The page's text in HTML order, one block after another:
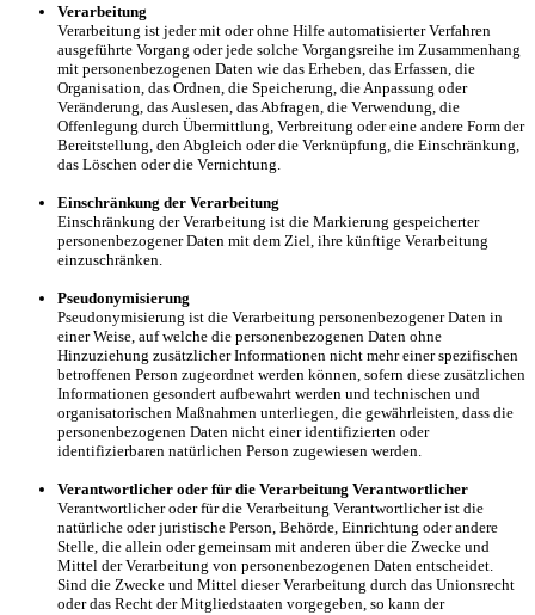
Verarbeitung
Verarbeitung ist jeder mit oder ohne Hilfe automatisierter Verfahren
ausgeführte Vorgang oder jede solche Vorgangsreihe im Zusammenhang
mit personenbezogenen Daten wie das Erheben, das Erfassen, die
Organisation, das Ordnen, die Speicherung, die Anpassung oder
Veränderung, das Auslesen, das Abfragen, die Verwendung, die
Offenlegung durch Übermittlung, Verbreitung oder eine andere Form der
Bereitstellung, den Abgleich oder die Verknüpfung, die Einschränkung,
das Löschen oder die Vernichtung.
Einschränkung der Verarbeitung
Einschränkung der Verarbeitung ist die Markierung gespeicherter
personenbezogener Daten mit dem Ziel, ihre künftige Verarbeitung
einzuschränken.
Pseudonymisierung
Pseudonymisierung ist die Verarbeitung personenbezogener Daten in
einer Weise, auf welche die personenbezogenen Daten ohne
Hinzuziehung zusätzlicher Informationen nicht mehr einer spezifischen
betroffenen Person zugeordnet werden können, sofern diese zusätzlichen
Informationen gesondert aufbewahrt werden und technischen und
organisatorischen Maßnahmen unterliegen, die gewährleisten, dass die
personenbezogenen Daten nicht einer identifizierten oder
identifizierbaren natürlichen Person zugewiesen werden.
Verantwortlicher oder für die Verarbeitung Verantwortlicher
Verantwortlicher oder für die Verarbeitung Verantwortlicher ist die
natürliche oder juristische Person, Behörde, Einrichtung oder andere
Stelle, die allein oder gemeinsam mit anderen über die Zwecke und
Mittel der Verarbeitung von personenbezogenen Daten entscheidet.
Sind die Zwecke und Mittel dieser Verarbeitung durch das Unionsrecht
oder das Recht der Mitgliedstaaten vorgegeben, so kann der